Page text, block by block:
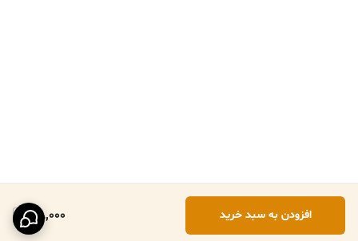
108,000 افزودن به سبد خرید